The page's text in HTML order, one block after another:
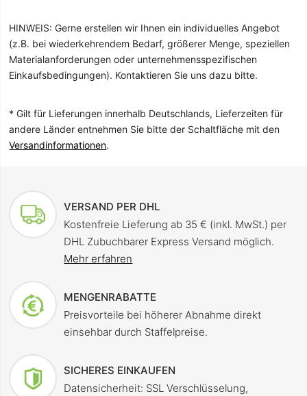
HINWEIS: Gerne erstellen wir Ihnen ein individuelles Angebot
(z.B. bei wiederkehrendem Bedarf, größerer Menge, speziellen
Materialanforderungen oder unternehmensspezifischen
Einkaufsbedingungen). Kontaktieren Sie uns dazu bitte.
* Gilt für Lieferungen innerhalb Deutschlands, Lieferzeiten für
andere Länder entnehmen Sie bitte der Schaltfläche mit den
Versandinformationen.
VERSAND PER DHL
Kostenfreie Lieferung ab 35 € (inkl. MwSt.) per
DHL Zubuchbarer Express Versand möglich.
Mehr erfahren
MENGENRABATTE
Preisvorteile bei höherer Abnahme direkt
einsehbar durch Staffelpreise.
SICHERES EINKAUFEN
Datensicherheit: SSL Verschlüsselung,